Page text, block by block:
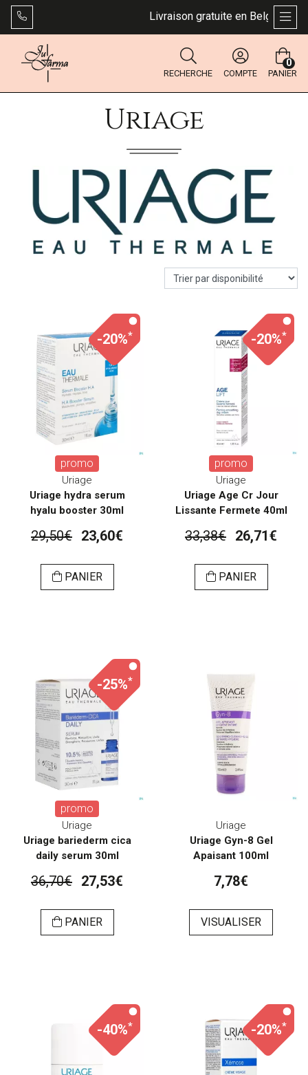
Livraison gratuite en Belgique
RECHERCHE COMPTE PANIER
0
Uriage
-20%*
promo
Uriage
Uriage hydra serum
hyalu booster 30ml
29,50€ 23,60€
PANIER
-20%*
promo
Uriage
Uriage Age Cr Jour
Lissante Fermete 40ml
33,38€ 26,71€
PANIER
-25%*
promo
Uriage
Uriage bariederm cica
daily serum 30ml
36,70€ 27,53€
PANIER
Uriage
Uriage Gyn-8 Gel
Apaisant 100ml
7,78€
VISUALISER
-40%* -20%*